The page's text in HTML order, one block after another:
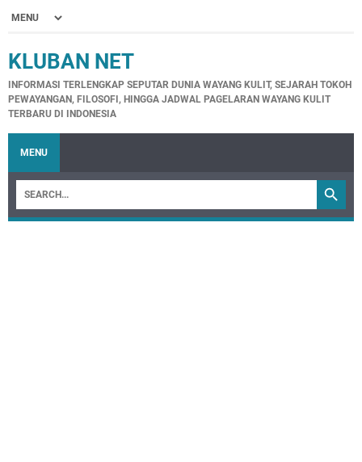
KLUBAN NET
INFORMASI TERLENGKAP SEPUTAR DUNIA WAYANG KULIT, SEJARAH TOKOH
PEWAYANGAN, FILOSOFI, HINGGA JADWAL PAGELARAN WAYANG KULIT
TERBARU DI INDONESIA
MENU